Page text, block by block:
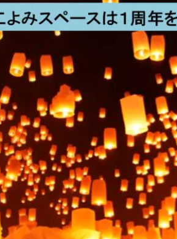
アート・写真
映像・映画
ビジネス・起業
まちづくり・地域活性化